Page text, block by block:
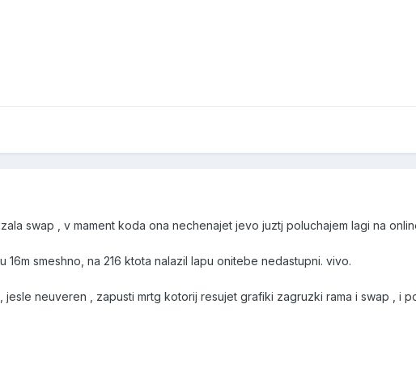
swap , v mament koda ona nechenajet jevo juztj poluchajem lagi na
smeshno, na 216 ktota nalazil lapu onitebe nedastupni. vivo.
neuveren , zapusti mrtg kotorij resujet grafiki zagruzki rama i swap , i